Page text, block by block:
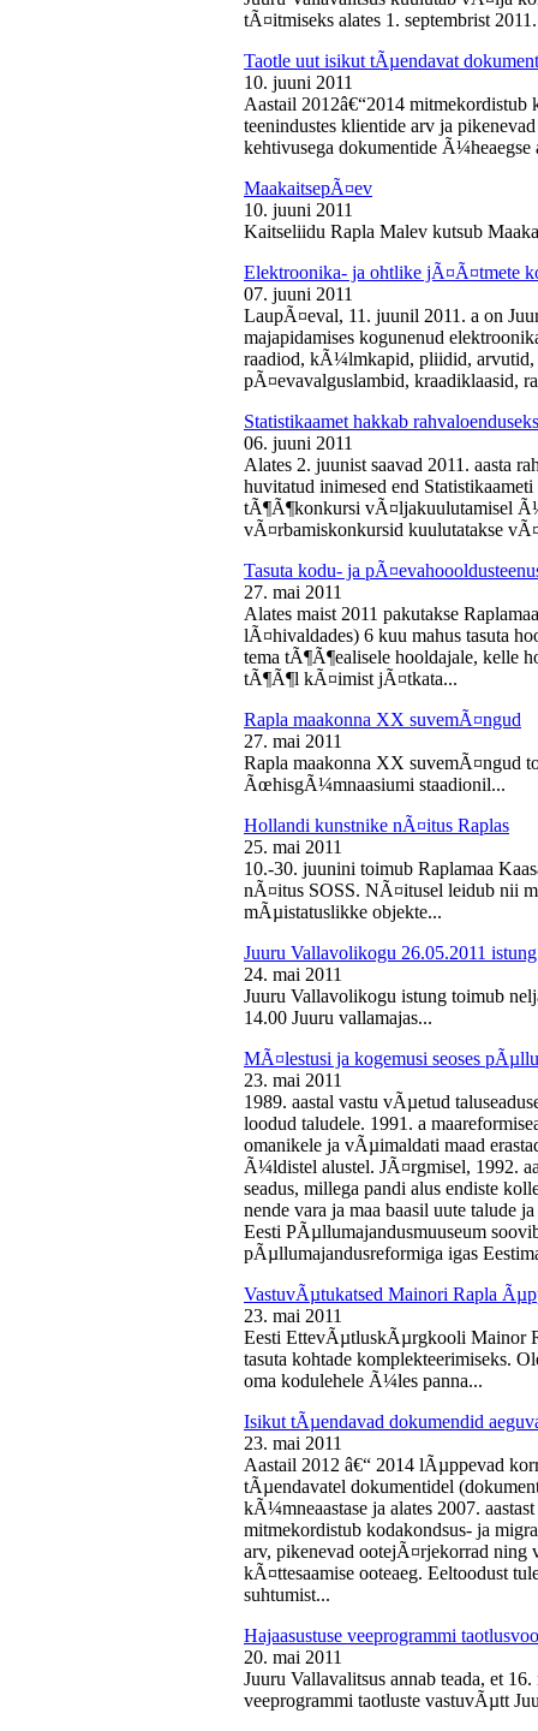
tÃ¤itmiseks alates 1. septembrist
Taotle uut isikut tÃµendavat
10. juuni 2011
Aastail 2012â€“2014
teenindustes klientide arv ja
kehtivusega dokumentide Ã¼heaegse
MaakaitsepÃ¤ev
10. juuni 2011
Kaitseliidu Rapla Malev kutsub
Elektroonika- ja ohtlike jÃ¤Ã¤tmete
07. juuni 2011
LaupÃ¤eval, 11. juunil 2011. a on
majapidamises kogunenud
raadiod, kÃ¼lmkapid, pliidid,
pÃ¤evavalguslambid, kraadiklaasid,
Statistikaamet hakkab
06. juuni 2011
Alates 2. juunist saavad 2011. aasta
huvitatud inimesed end
tÃ¶Ã¶konkursi vÃ¤ljakuulutamisel
vÃ¤rbamiskonkursid kuulutatakse
Tasuta kodu- ja
27. mai 2011
Alates maist 2011 pakutakse
lÃ¤hivaldades) 6 kuu mahus tasuta
tema tÃ¶Ã¶ealisele hooldajale, kelle
tÃ¶Ã¶l kÃ¤imist jÃ¤tkata...
Rapla maakonna XX suvemÃ¤ngud
27. mai 2011
Rapla maakonna XX suvemÃ¤ngud
ÃœhisgÃ¼mnaasiumi staadionil...
Hollandi kunstnike nÃ¤itus Raplas
25. mai 2011
10.-30. juunini toimub Raplamaa
nÃ¤itus SOSS. NÃ¤itusel leidub nii
mÃµistatuslikke objekte...
Juuru Vallavolikogu 26.05.2011 istung
24. mai 2011
Juuru Vallavolikogu istung toimub
14.00 Juuru vallamajas...
MÃ¤lestusi ja kogemusi seoses
23. mai 2011
1989. aastal vastu vÃµetud
loodud taludele. 1991. a
omanikele ja vÃµimaldati maad
Ã¼ldistel alustel. JÃ¤rgmisel, 1992.
seadus, millega pandi alus endiste
nende vara ja maa baasil uute talude
Eesti PÃµllumajandusmuuseum
pÃµllumajandusreformiga igas
VastuvÃµtukatsed Mainori Rapla
23. mai 2011
Eesti EttevÃµtluskÃµrgkooli Mainor
tasuta kohtade komplekteerimiseks.
oma kodulehele Ã¼les panna...
Isikut tÃµendavad dokumendid
23. mai 2011
Aastail 2012 â€“ 2014 lÃµppevad
tÃµendavatel dokumentidel
kÃ¼mneaastase ja alates 2007.
mitmekordistub kodakondsus- ja
arv, pikenevad ootejÃ¤rjekorrad ning
kÃ¤ttesaamise ooteaeg. Eeltoodust
suhtumist...
Hajaasustuse veeprogrammi
20. mai 2011
Juuru Vallavalitsus annab teada, et
veeprogrammi taotluste vastuvÃµtt